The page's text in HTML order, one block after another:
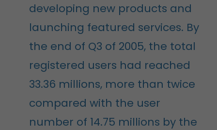
developing new products and
launching featured services. By
the end of Q3 of 2005, the total
registered users had reached
33.36 millions, more than twice
compared with the user
number of 14.75 millions by the